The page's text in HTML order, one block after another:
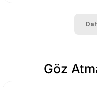
Göz